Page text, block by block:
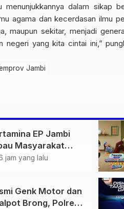
menunjukkannya dalam sikap
agama dan kecerdasan ilmu
maupun sekitar, menjadi
negeri yang kita cintai ini,”
Jambi
EP Jambi
Masyarakat
Beraktivitas di
jam yang lalu
Genk Motor dan
Brong, Polres